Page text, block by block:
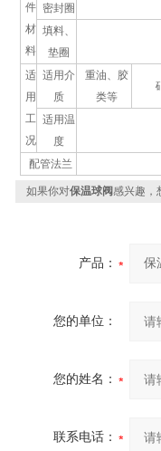
件
材
料
密封圈
填料、
垫圈
适
用
工
况
适用介
质
重油、胶
类等
适用温
度
配管法兰
如果你对保温球阀感兴趣，
产品：
您的单位：
您的姓名：
联系电话：